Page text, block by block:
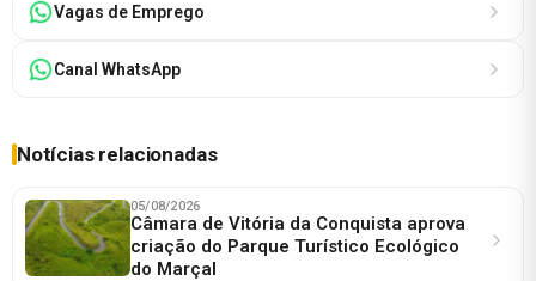
Vagas de Emprego
Canal WhatsApp
Notícias relacionadas
05/08/2026
Câmara de Vitória da Conquista aprova
criação do Parque Turístico Ecológico
do Marçal